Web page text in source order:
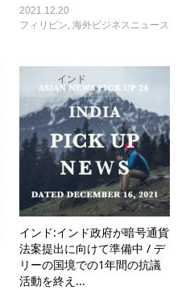
2021.12.20
フィリピン ,海外ビジネスニュース
インド
インド:インド政府が暗号通貨
法案提出に向けて準備中 / デ
リーの国境での1年間の抗議
活動を終え...